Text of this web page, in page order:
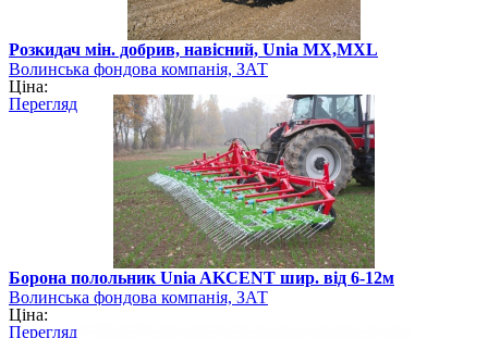
Розкидач мін. добрив, навісний, Unia MX,MXL
Волинська фондова компанія, ЗАТ
Ціна:
Перегляд
Борона полольник Unia AKCENT шир. від 6-12м
Волинська фондова компанія, ЗАТ
Ціна:
Перегляд